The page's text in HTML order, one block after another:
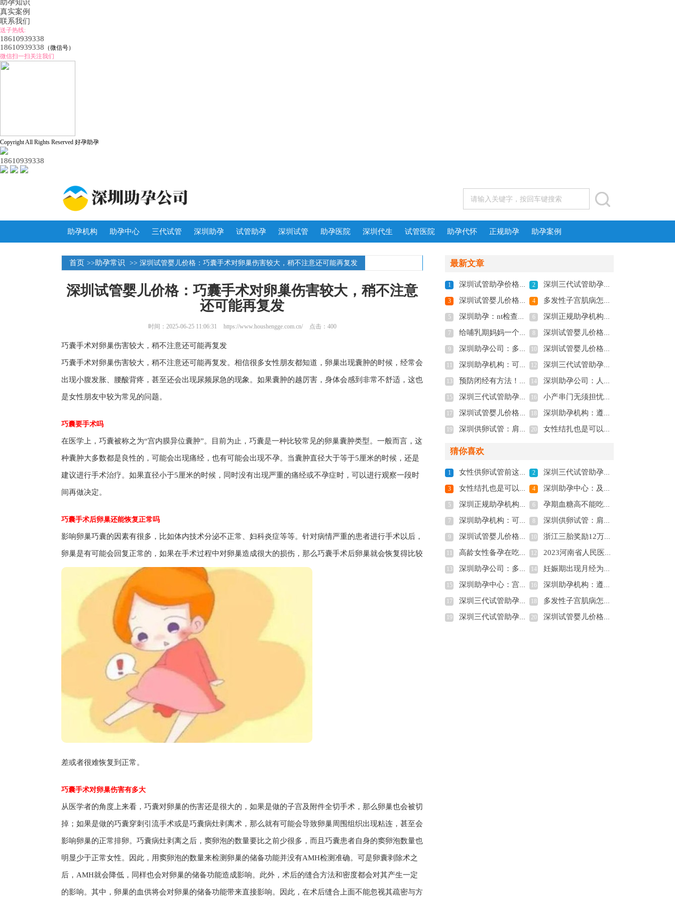
助孕知识
真实案例
联系我们
送子热线:
18610939338
18610939338 （微信号）
微信扫一扫关注我们
Copyright All Rights Reserved 好孕助孕
18610939338
助孕机构 助孕中心 三代试管 深圳助孕 试管助孕 深圳试管 助孕医院 深圳代生 试管医院 助孕代怀 正规助孕 助孕案例
首页 >> 助孕常识 >> 深圳试管婴儿价格：巧囊手术对卵巢伤害较大，稍不注意还可能再复发
深圳试管婴儿价格：巧囊手术对卵巢伤害较大，稍不注意
还可能再复发
时间：2025-06-25 11:06:31 https://www.houshengge.com.cn/ 点击：400
巧囊手术对卵巢伤害较大，稍不注意还可能再复发
巧囊手术对卵巢伤害较大，稍不注意还可能再复发。相信很多女性朋友都知道，卵巢出现囊肿的时候，经常会
出现小腹发胀、腰酸背疼，甚至还会出现尿频尿急的现象。如果囊肿的越厉害，身体会感到非常不舒适，这也
是女性朋友中较为常见的问题。
巧囊要手术吗
在医学上，巧囊被称之为“宫内膜异位囊肿”。目前为止，巧囊是一种比较常见的卵巢囊肿类型。一般而言，这
种囊肿大多数都是良性的，可能会出现痛经，也有可能会出现不孕。当囊肿直径大于等于5厘米的时候，还是
建议进行手术治疗。如果直径小于5厘米的时候，同时没有出现严重的痛经或不孕症时，可以进行观察一段时
间再做决定。
巧囊手术后卵巢还能恢复正常吗
影响卵巢巧囊的因素有很多，比如体内技术分泌不正常、妇科炎症等等。针对病情严重的患者进行手术以后，
卵巢是有可能会回复正常的，如果在手术过程中对卵巢造成很大的损伤，那么巧囊手术后卵巢就会恢复得比较
差或者很难恢复到正常。
巧囊手术对卵巢伤害有多大
从医学者的角度上来看，巧囊对卵巢的伤害还是很大的，如果是做的子宫及附件全切手术，那么卵巢也会被切
掉；如果是做的巧囊穿刺引流手术或是巧囊病灶剥离术，那么就有可能会导致卵巢周围组织出现粘连，甚至会
影响卵巢的正常排卵。巧囊病灶剥离之后，窦卵泡的数量要比之前少很多，而且巧囊患者自身的窦卵泡数量也
明显少于正常女性。因此，用窦卵泡的数量来检测卵巢的储备功能并没有AMH检测准确。可是卵囊剥除术之
后，AMH就会降低，同样也会对卵巢的储备功能造成影响。此外，术后的缝合方法和密度都会对其产生一定
的影响。其中，卵巢的血供将会对卵巢的储备功能带来直接影响。因此，在术后缝合上面不能忽视其疏密与方
最新文章
1 深圳试管助孕价格：内膜形态不好对宫腔灌注有影响，会影响到手术效果并非空穴来风 2 深圳三代试管助孕：2023潮州中心医院试管婴儿流程指南，助孕成功率预估
3 深圳试管婴儿价格：2023赣州市妇保院试管婴儿全方位指南，附成功率参考 4 多发性子宫肌病怎么回事？患者应积极接受治疗
5 深圳助孕：nt检查费用一般不到三百，不同医院收费有差异 6 深圳正规助孕机构：顺产快慢与什么因素有关-能不能减轻痛苦-
7 给哺乳期妈妈一个警告：及时补充认真补钙 8 深圳试管婴儿价格：俄罗斯试管婴儿促排前降调是为什么,降调的好处
9 深圳助孕公司：多囊怎么调理才能怀孕，这五个调理多囊的方法不要错过 10 深圳试管婴儿价格：巧囊手术对卵巢伤害较大，稍不注意还可能再复发
深圳助孕机构：可丽蓝验孕周期数有技巧，真假怀孕一测便知！ 12 深圳三代试管助孕中心：妊娠期高血压的症状和表现，看看你中了几个
13 预防闭经有方法！3种偏方不仅调经还养卵巢！ 14 深圳助孕公司：人工授精男方取精用什么方式？不同的人群方式不同
15 深圳三代试管助孕中心：女性多囊卵巢不要拖，严重可致不孕 16 小产串门无须担忧，乃封建迷信的说法
17 深圳试管婴儿价格：孕期出现胎停怎么办，三分钟教会准妈妈避免胎停方法 18 深圳助孕机构：遵义医学院附属医院做供卵双胞胎多少钱，这笔收费清单请查收!
19 深圳供卵试管：肩间盘突出的症状汇总，主要症状有这四种 20 女性结扎也是可以做试管婴儿的，圆你的生育梦
猜你喜欢
1 女性供卵试管前这四个方面要着重注意，对你成功率有影响 2 深圳三代试管助孕：2023潮州中心医院试管婴儿流程指南，助孕成功率预估
3 女性结扎也是可以做试管婴儿的，圆你的生育梦 4 深圳助孕中心：及时预防避免这四种原因造成睾酮过高
5 深圳正规助孕机构：顺产快慢与什么因素有关-能不能减轻痛苦- 6 孕期血糖高不能吃的食物：日常不忌口当心血糖飙升！
7 深圳助孕机构：可丽蓝验孕周期数有技巧，真假怀孕一测便知！ 8 深圳供卵试管：肩间盘突出的症状汇总，主要症状有这四种
9 深圳试管婴儿价格：20多元与100多元的叶酸有什么差别？怀孕期间这些不注意的话可能会出问题 10 浙江三胎奖励12万元是真是假，浙江三胎奖励政策一览
高龄女性备孕在吃东西方面有何讲究？备孕该做好哪些准备？ 12 2023河南省人民医院试管婴儿助孕攻略，了解成功率多少
13 深圳助孕公司：多囊怎么调理才能怀孕，这五个调理多囊的方法不要错过 14 妊娠期出现月经为何意？妊娠月经这样处理对身体更好
15 深圳助孕中心：宫寒是怎么引起的？用这些措施可以缓解一下 16 深圳助孕机构：遵义医学院附属医院做供卵双胞胎多少钱，这笔收费清单请查收!
17 深圳三代试管助孕中心：女性多囊卵巢不要拖，严重可致不孕 18 多发性子宫肌病怎么回事？患者应积极接受治疗
19 深圳三代试管助孕中心：妊娠期高血压的症状和表现，看看你中了几个 20 深圳试管婴儿价格：宝宝什么时候自然断奶并没有统一的标准宝妈决定就可以